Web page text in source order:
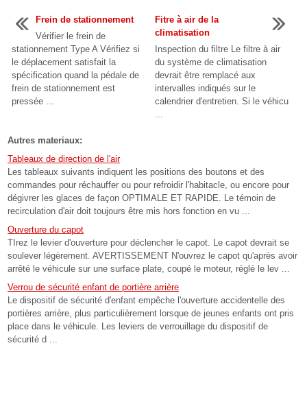
Frein de stationnement
Vérifier le frein de
stationnement Type A Vérifiez si
le déplacement satisfait la
spécification quand la pédale de
frein de stationnement est
pressée ...
Fitre à air de la
climatisation
Inspection du filtre Le filtre à air
du système de climatisation
devrait être remplacé aux
intervalles indiqués sur le
calendrier d'entretien. Si le véhicu
...
Autres materiaux:
Tableaux de direction de l'air
Les tableaux suivants indiquent les positions des boutons et des
commandes pour réchauffer ou pour refroidir l'habitacle, ou encore pour
dégivrer les glaces de façon OPTIMALE ET RAPIDE. Le témoin de
recirculation d'air doit toujours être mis hors fonction en vu ...
Ouverture du capot
TIrez le levier d'ouverture pour déclencher le capot. Le capot devrait se
soulever légèrement. AVERTISSEMENT N'ouvrez le capot qu'après avoir
arrêté le véhicule sur une surface plate, coupé le moteur, réglé le lev ...
Verrou de sécurité enfant de portière arrière
Le dispositif de sécurité d'enfant empêche l'ouverture accidentelle des
portières arrière, plus particulièrement lorsque de jeunes enfants ont pris
place dans le véhicule. Les leviers de verrouillage du dispositif de
sécurité d ...